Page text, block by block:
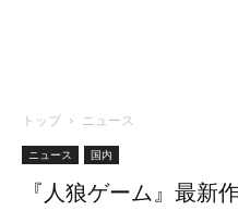
トップ ニュース
ニュース 国内
『人狼ゲーム』最新